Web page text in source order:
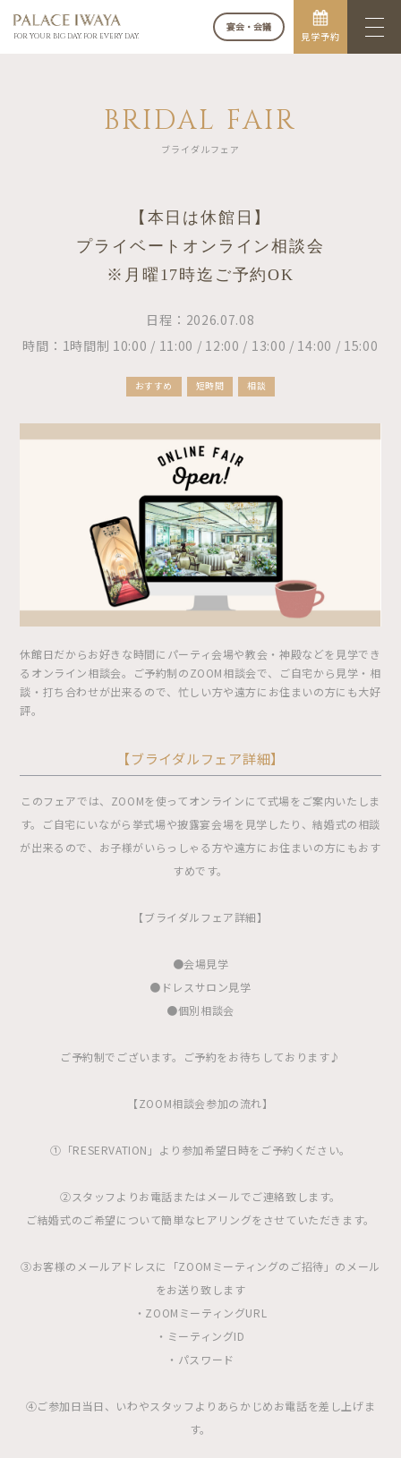
FOR YOUR BIG DAY. FOR EVERY DAY.
宴会・会議
見学予約
BRIDAL FAIR
ブライダルフェア
【本日は休館日】
プライベートオンライン相談会
※月曜17時迄ご予約OK
日程：2026.07.08
時間：1時間制 10:00 / 11:00 / 12:00 / 13:00 / 14:00 / 15:00
おすすめ 短時間 相談
休館日だからお好きな時間にパーティ会場や教会・神殿などを見学でき
るオンライン相談会。ご予約制のZOOM相談会で、ご自宅から見学・相
談・打ち合わせが出来るので、忙しい方や遠方にお住まいの方にも大好
評。
【ブライダルフェア詳細】
このフェアでは、ZOOMを使ってオンラインにて式場をご案内いたしま
す。ご自宅にいながら挙式場や披露宴会場を見学したり、結婚式の相談
が出来るので、お子様がいらっしゃる方や遠方にお住まいの方にもおす
すめです。
【ブライダルフェア詳細】
●会場見学
●ドレスサロン見学
●個別相談会
ご予約制でございます。ご予約をお待ちしております♪
【ZOOM相談会参加の流れ】
①「RESERVATION」より参加希望日時をご予約ください。
②スタッフよりお電話またはメールでご連絡致します。
ご結婚式のご希望について簡単なヒアリングをさせていただきます。
③お客様のメールアドレスに「ZOOMミーティングのご招待」のメール
をお送り致します
・ZOOMミーティングURL
・ミーティングID
・パスワード
④ご参加日当日、いわやスタッフよりあらかじめお電話を差し上げま
す。